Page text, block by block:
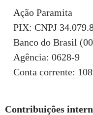
Ação Paramita
PIX: CNPJ
Banco do Brasil
Agência: 0628-9
Conta corrente:
Contribuições